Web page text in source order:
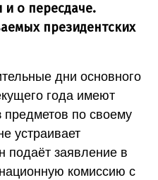
о пересдаче.
президентских
дни основного
года имеют
предметов по своему
устраивает
подаёт заявление в
комиссию с